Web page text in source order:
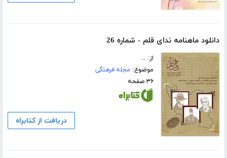
دانلود ماهنامه ندای قلم - شماره 26
از: ...
موضوع: مجله فرهنگی
۳۶ صفحه
دریافت از کتابراه